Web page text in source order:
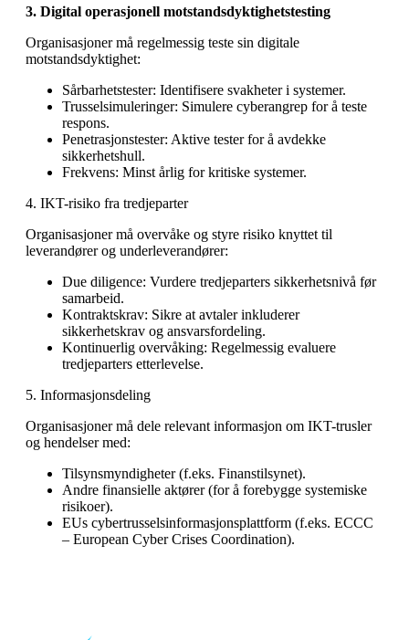
3. Digital operasjonell motstandsdyktighetstesting
Organisasjoner må regelmessig teste sin digitale
motstandsdyktighet:
Sårbarhetstester: Identifisere svakheter i systemer.
Trusselsimuleringer: Simulere cyberangrep for å teste
respons.
Penetrasjonstester: Aktive tester for å avdekke
sikkerhetshull.
Frekvens: Minst årlig for kritiske systemer.
4. IKT-risiko fra tredjeparter
Organisasjoner må overvåke og styre risiko knyttet til
leverandører og underleverandører:
Due diligence: Vurdere tredjeparters sikkerhetsnivå før
samarbeid.
Kontraktskrav: Sikre at avtaler inkluderer
sikkerhetskrav og ansvarsfordeling.
Kontinuerlig overvåking: Regelmessig evaluere
tredjeparters etterlevelse.
5. Informasjonsdeling
Organisasjoner må dele relevant informasjon om IKT-trusler
og hendelser med:
Tilsynsmyndigheter(f.eks. Finanstilsynet).
Andre finansielle aktører(for å forebygge systemiske
risikoer).
EUs cybertrusselsinformasjonsplattform (f.eks. ECCC
– European Cyber Crises Coordination).